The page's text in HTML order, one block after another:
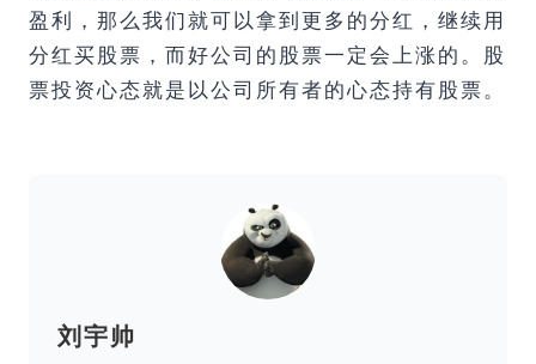
盈利，那么我们就可以拿到更多的分红，继续用
分红买股票，而好公司的股票一定会上涨的。股
票投资心态就是以公司所有者的心态持有股票。
刘宇帅